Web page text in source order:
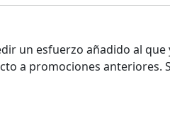
un esfuerzo añadido al
a promociones